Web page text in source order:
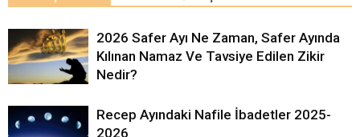
2026 Safer Ayı Ne Zaman, Safer Ayında
Kılınan Namaz Ve Tavsiye Edilen Zikir
Nedir?
Recep Ayındaki Nafile İbadetler 2025-
2026